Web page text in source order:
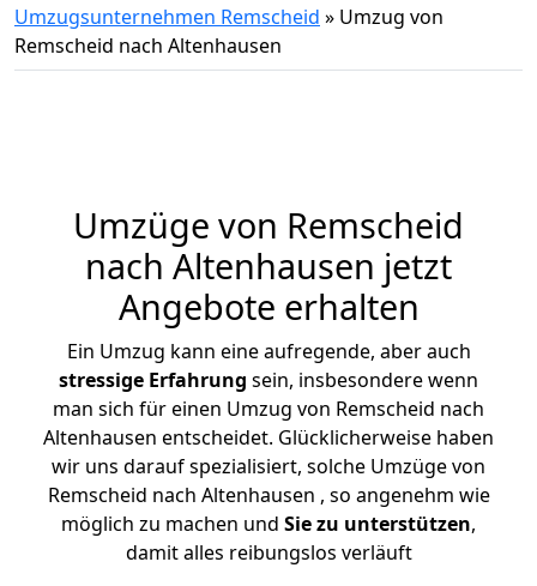
Umzugsunternehmen Remscheid » Umzug von
Remscheid nach Altenhausen
Umzüge von Remscheid
nach Altenhausen jetzt
Angebote erhalten
Ein Umzug kann eine aufregende, aber auch
stressige Erfahrung sein, insbesondere wenn
man sich für einen Umzug von Remscheid nach
Altenhausen entscheidet. Glücklicherweise haben
wir uns darauf spezialisiert, solche Umzüge von
Remscheid nach Altenhausen , so angenehm wie
möglich zu machen und Sie zu unterstützen,
damit alles reibungslos verläuft